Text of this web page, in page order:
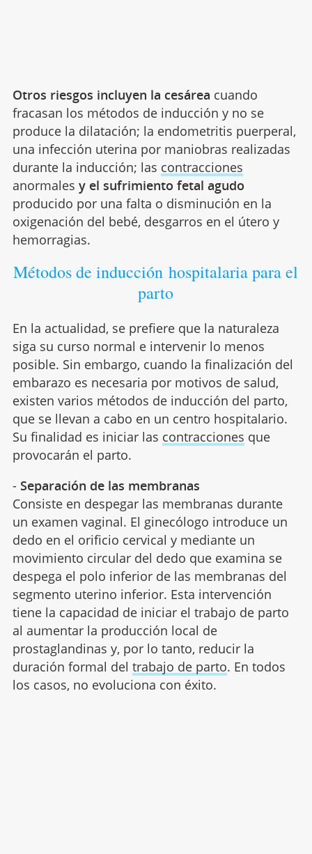
Otros riesgos incluyen la cesárea cuando
fracasan los métodos de inducción y no se
produce la dilatación; la endometritis puerperal,
una infección uterina por maniobras realizadas
durante la inducción; las contracciones
anormales y el sufrimiento fetal agudo
producido por una falta o disminución en la
oxigenación del bebé, desgarros en el útero y
hemorragias.
Métodos de inducción hospitalaria para el
parto
En la actualidad, se prefiere que la naturaleza
siga su curso normal e intervenir lo menos
posible. Sin embargo, cuando la finalización del
embarazo es necesaria por motivos de salud,
existen varios métodos de inducción del parto,
que se llevan a cabo en un centro hospitalario.
Su finalidad es iniciar las contracciones que
provocarán el parto.
- Separación de las membranas
Consiste en despegar las membranas durante
un examen vaginal. El ginecólogo introduce un
dedo en el orificio cervical y mediante un
movimiento circular del dedo que examina se
despega el polo inferior de las membranas del
segmento uterino inferior. Esta intervención
tiene la capacidad de iniciar el trabajo de parto
al aumentar la producción local de
prostaglandinas y, por lo tanto, reducir la
duración formal del trabajo de parto. En todos
los casos, no evoluciona con éxito.